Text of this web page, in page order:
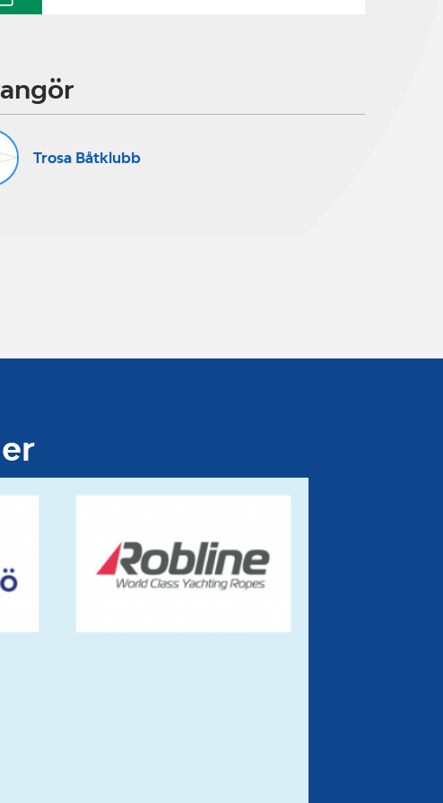
Trosa Båtklubb